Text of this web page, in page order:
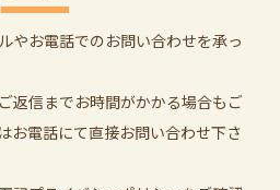
やお電話でのお問い合わせを承っ
返信までお時間がかかる場合もご
お電話にて直接お問い合わせ下さ